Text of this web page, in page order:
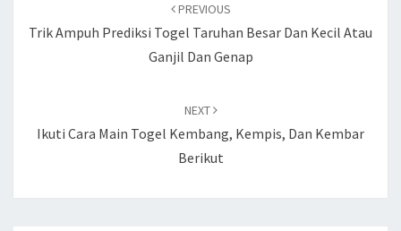
PREVIOUS
Trik Ampuh Prediksi Togel Taruhan Besar Dan Kecil Atau
Ganjil Dan Genap
NEXT
Ikuti Cara Main Togel Kembang, Kempis, Dan Kembar
Berikut